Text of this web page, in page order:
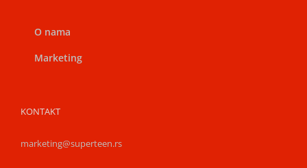
O nama
Marketing
KONTAKT
marketing@superteen.rs